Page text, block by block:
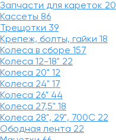
Запчасти для кареток 20
Кассеты 86
Трещотки 39
Крепеж, болты, гайки 18
Колеса в сборе 157
Колеса 12-18" 22
Колеса 20" 12
Колеса 24" 17
Колеса 26" 44
Колеса 27,5" 18
Колеса 28", 29", 700С 22
Ободная лента 22